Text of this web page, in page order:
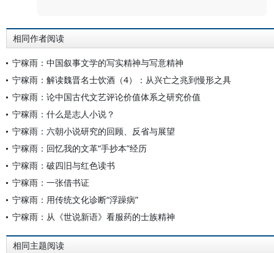
相同作者阅读
宁稼雨：中国叙事文学的写实精神与写意精神
宁稼雨：解读魏晋名士饮酒（4）：从兴亡之兆到慢形之具
宁稼雨：论中国古代文艺评论价值体系之研究价值
宁稼雨：什么是志人小说？
宁稼雨：六朝小说研究的回顾、反省与展望
宁稼雨：回忆我的文革“手抄本”经历
宁稼雨：破四旧与红色读书
宁稼雨：一张借书证
宁稼雨：用传统文化诊断“浮躁病”
宁稼雨：从《世说新语》看服药的士族精神
相同主题阅读